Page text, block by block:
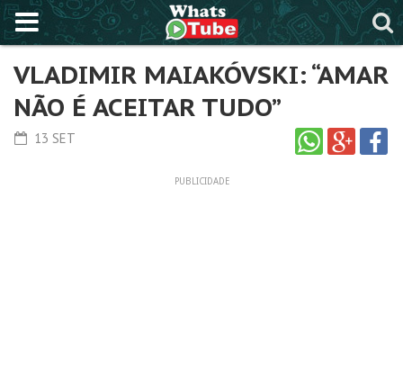
VLADIMIR MAIAKÓVSKI: “AMAR
NÃO É ACEITAR TUDO”
13 SET
PUBLICIDADE